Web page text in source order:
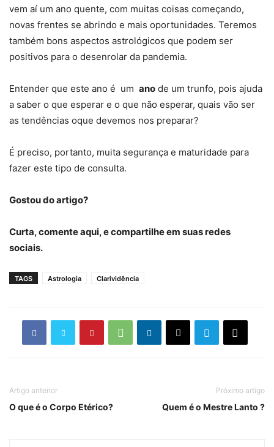
vem aí um ano quente, com muitas coisas começando,
novas frentes se abrindo e mais oportunidades. Teremos
também bons aspectos astrológicos que podem ser
positivos para o desenrolar da pandemia.
Entender que este ano é um ano de um trunfo, pois ajuda
a saber o que esperar e o que não esperar, quais vão ser
as tendências oque devemos nos preparar?
É preciso, portanto, muita segurança e maturidade para
fazer este tipo de consulta.
Gostou do artigo?
Curta, comente aqui, e compartilhe em suas redes
sociais.
TAGS Astrologia Clarividência
Artigo anterior
O que é o Corpo Etérico?
Próximo artigo
Quem é o Mestre Lanto ?